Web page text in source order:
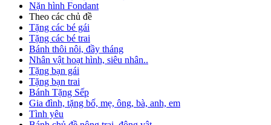
Nặn hình Fondant
Theo các chủ đề
Tặng các bé gái
Tặng các bé trai
Bánh thôi nôi, đầy tháng
Nhân vật hoạt hình, siêu nhân..
Tặng bạn gái
Tặng bạn trai
Bánh Tặng Sếp
Gia đình, tặng bố, mẹ, ông, bà, anh, em
Tình yêu